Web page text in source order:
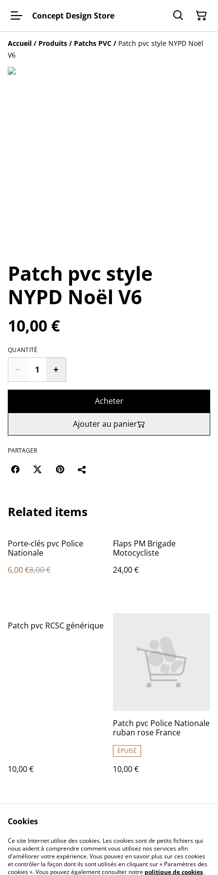
Concept Design Store
Accueil / Produits / Patchs PVC / Patch pvc style NYPD Noël
V6
Patch pvc style
NYPD Noël V6
10,00 €
QUANTITÉ
Acheter
Ajouter au panier
PARTAGER
Related items
%
Porte-clés pvc Police
Nationale
6,00 €8,00 €
Flaps PM Brigade
Motocycliste
24,00 €
Patch pvc RCSC générique
10,00 €
Patch pvc Police Nationale
ruban rose France
ÉPUISÉ
10,00 €
Contact Us
Legal Terms
Privacy Policy
Cookie Policy
Cookies
Ce site Internet utilise des cookies. Les cookies sont de petits fichiers qui
nous aident à comprendre comment vous utilisez nos services afin
d'améliorer votre expérience. Vous pouvez en savoir plus sur ces cookies
et contrôler la façon dont ils sont utilisés en cliquant sur « Paramètres des
cookies ». Vous pouvez également consulter notre politique de cookies.